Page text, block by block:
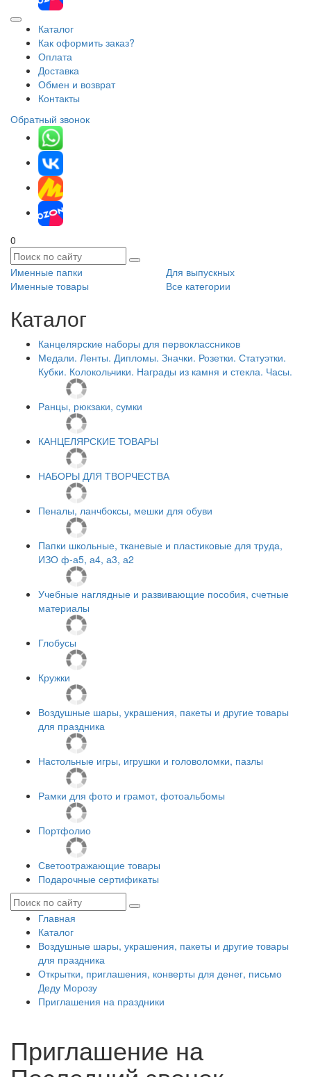
Каталог
Как оформить заказ?
Оплата
Доставка
Обмен и возврат
Контакты
Обратный звонок
0
Именные папки
Для выпускных
Именные товары
Все категории
Каталог
Канцелярские наборы для первоклассников
Медали. Ленты. Дипломы. Значки. Розетки. Статуэтки.
Кубки. Колокольчики. Награды из камня и стекла. Часы.
Ранцы, рюкзаки, сумки
КАНЦЕЛЯРСКИЕ ТОВАРЫ
НАБОРЫ ДЛЯ ТВОРЧЕСТВА
Пеналы, ланчбоксы, мешки для обуви
Папки школьные, тканевые и пластиковые для труда,
ИЗО ф-а5, а4, а3, а2
Учебные наглядные и развивающие пособия, счетные
материалы
Глобусы
Кружки
Воздушные шары, украшения, пакеты и другие товары
для праздника
Настольные игры, игрушки и головоломки, пазлы
Рамки для фото и грамот, фотоальбомы
Портфолио
Светоотражающие товары
Подарочные сертификаты
Главная
Каталог
Воздушные шары, украшения, пакеты и другие товары
для праздника
Открытки, приглашения, конверты для денег, письмо
Деду Морозу
Приглашения на праздники
Приглашение на